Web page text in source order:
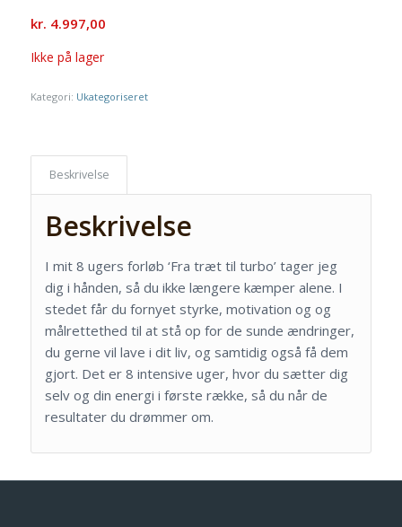
kr. 4.997,00
Ikke på lager
Kategori: Ukategoriseret
Beskrivelse
Beskrivelse
I mit 8 ugers forløb ‘Fra træt til turbo’ tager jeg
dig i hånden, så du ikke længere kæmper alene. I
stedet får du fornyet styrke, motivation og og
målrettethed til at stå op for de sunde ændringer,
du gerne vil lave i dit liv, og samtidig også få dem
gjort. Det er 8 intensive uger, hvor du sætter dig
selv og din energi i første række, så du når de
resultater du drømmer om.